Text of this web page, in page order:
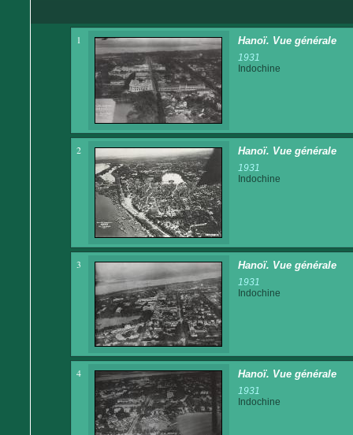
1 Hanoï. Vue générale
1931
Indochine
2 Hanoï. Vue générale
1931
Indochine
3 Hanoï. Vue générale
1931
Indochine
4 Hanoï. Vue générale
1931
Indochine